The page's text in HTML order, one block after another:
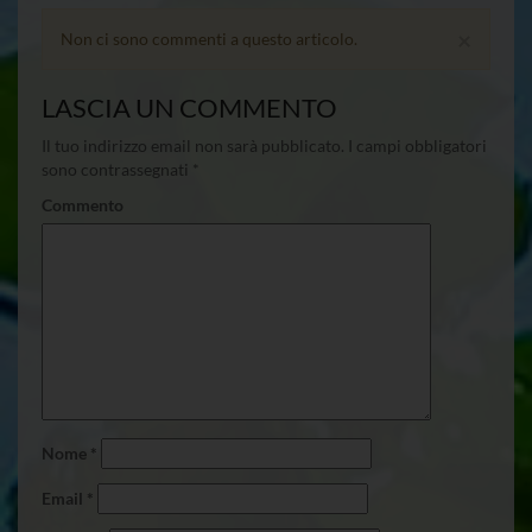
Non ci sono commenti a questo articolo.
LASCIA UN COMMENTO
Il tuo indirizzo email non sarà pubblicato. I campi obbligatori
sono contrassegnati
Commento
Nome *
Email *